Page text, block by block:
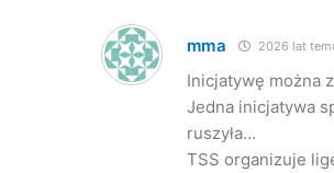
mma 2026 lat
Inicjatywę można
Jedna inicjatywa
ruszyła…
TSS organizuje